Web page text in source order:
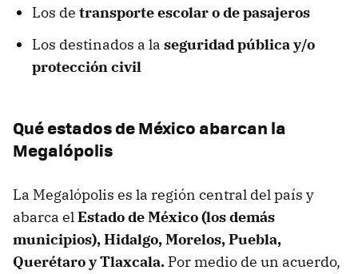
Los de transporte escolar o de pasajeros
Los destinados a la seguridad pública y/o
protección civil
Qué estados de México abarcan la
Megalópolis
La Megalópolis es la región central del país y
abarca elEstado de México (los demás
municipios), Hidalgo, Morelos, Puebla,
Querétaro y Tlaxcala. Por medio de un acuerdo,